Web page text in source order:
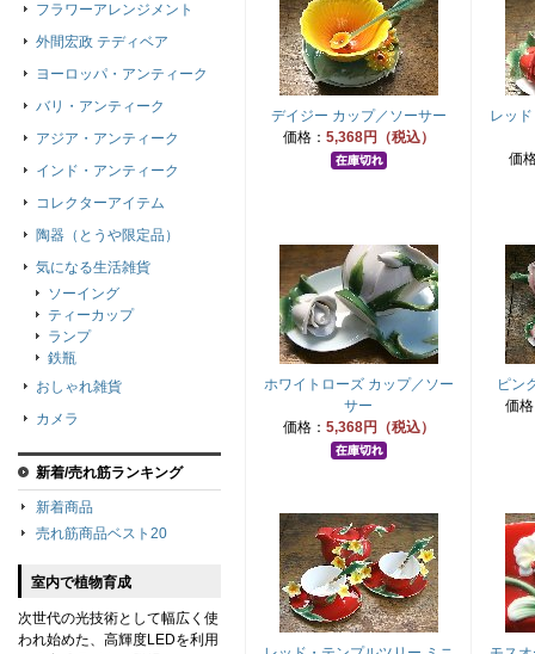
デイジー カップ／ソーサー
価格： 5,368円（税込）
レッ
価
ホワイトローズ カップ／ソー
サー
価格： 5,368円（税込）
ピン
価
フラワーアレンジメント
外間宏政 テディベア
ヨーロッパ・アンティーク
バリ・アンティーク
アジア・アンティーク
インド・アンティーク
コレクターアイテム
陶器（とうや限定品）
気になる生活雑貨
ソーイング
ティーカップ
ランプ
鉄瓶
おしゃれ雑貨
カメラ
新着/売れ筋ランキング
新着商品
売れ筋商品ベスト20
室内で植物育成
次世代の光技術として幅広く使
われ始めた、高輝度LEDを利用